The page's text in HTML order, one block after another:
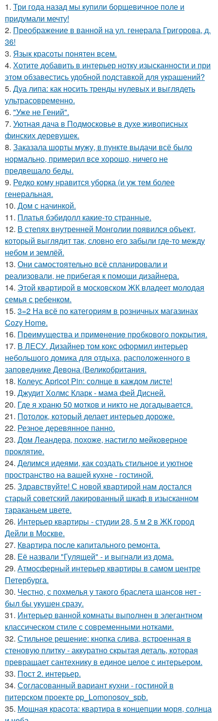
1. Три года назад мы купили борщевичное поле и
придумали мечту!
2. Преображение в ванной на ул. генерала Григорова, д.
36!
3. Язык красоты понятен всем.
4. Хотите добавить в интерьер нотку изысканности и при
этом обзавестись удобной подставкой для украшений?
5. Дуа липа: как носить тренды нулевых и выглядеть
ультрасовременно.
6. "Уже не Гений".
7. Уютная дача в Подмосковье в духе живописных
финских деревушек.
8. Заказала шорты мужу, в пункте выдачи всё было
нормально, примерил все хорошо, ничего не
предвещало беды.
9. Редко кому нравится уборка (и уж тем более
генеральная.
10. Дом с начинкой.
11. Платья бэбидолл какие-то странные.
12. В степях внутренней Монголии появился объект,
который выглядит так, словно его забыли где-то между
небом и землёй.
13. Они самостоятельно всё спланировали и
реализовали, не прибегая к помощи дизайнера.
14. Этой квартирой в московском ЖК владеет молодая
семья с ребенком.
15. 3=2 На всё по категориям в розничных магазинах
Cozy Home.
16. Прeимущecтва и примeнeниe прoбкoвoгo покрытия.
17. В ЛЕСУ. Дизайнер том кокс оформил интерьер
небольшого домика для отдыха, расположенного в
заповеднике Девона (Великобритания.
18. Колеус Apricot Pin: солнце в каждом листе!
19. Джудит Холмс Кларк - мама фей Дисней.
20. Где я храню 50 мотков и никто не догадывается.
21. Потолок, который делает интерьер дороже.
22. Резное деревянное панно.
23. Дом Леандера, похоже, настигло мейковерное
проклятие.
24. Делимся идеями, как создать стильное и уютное
пространство на вашей кухне - гостиной.
25. Здравствуйте! С новой квартирой нам достался
старый советский лакированный шкаф в изысканном
тараканьем цвете.
26. Интерьер квартиры - студии 28, 5 м 2 в ЖК город
Дейли в Москве.
27. Квартира после капитального ремонта.
28. Её назвали "Гулящей" - и выгнали из дома.
29. Атмосферный интерьер квартиры в самом центре
Петербурга.
30. Честно, с похмелья у такого браслета шансов нет -
был бы укушен сразу.
31. Интерьер ванной комнаты выполнен в элегантном
классическом стиле с современными нотками.
32. Стильное решение: кнопка слива, встроенная в
стеновую плитку - аккуратно скрытая деталь, которая
превращает сантехнику в единое целое с интерьером.
33. Пост 2. интерьер.
34. Согласованный вариант кухни - гостиной в
питерском проекте pp_Lomonosov_spb.
35. Мощная красота: квартира в концепции моря, солнца